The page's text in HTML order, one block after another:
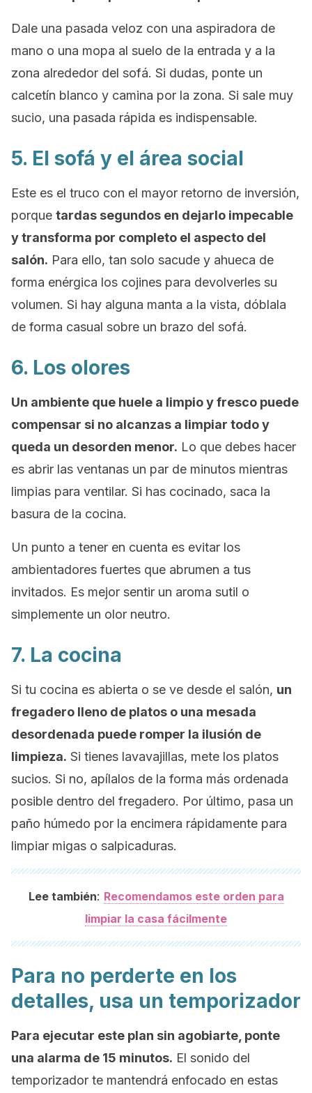
Dale una pasada veloz con una aspiradora de
mano o una mopa al suelo de la entrada y a la
zona alrededor del sofá. Si dudas, ponte un
calcetín blanco y camina por la zona. Si sale muy
sucio, una pasada rápida es indispensable.
5. El sofá y el área social
Este es el truco con el mayor retorno de inversión,
porque tardas segundos en dejarlo impecable
y transforma por completo el aspecto del
salón. Para ello, tan solo sacude y ahueca de
forma enérgica los cojines para devolverles su
volumen. Si hay alguna manta a la vista, dóblala
de forma casual sobre un brazo del sofá.
6. Los olores
Un ambiente que huele a limpio y fresco puede
compensar si no alcanzas a limpiar todo y
queda un desorden menor. Lo que debes hacer
es abrir las ventanas un par de minutos mientras
limpias para ventilar. Si has cocinado, saca la
basura de la cocina.
Un punto a tener en cuenta es evitar los
ambientadores fuertes que abrumen a tus
invitados. Es mejor sentir un aroma sutil o
simplemente un olor neutro.
7. La cocina
Si tu cocina es abierta o se ve desde el salón, un
fregadero lleno de platos o una mesada
desordenada puede romper la ilusión de
limpieza. Si tienes lavavajillas, mete los platos
sucios. Si no, apílalos de la forma más ordenada
posible dentro del fregadero. Por último, pasa un
paño húmedo por la encimera rápidamente para
limpiar migas o salpicaduras.
Lee también: Recomendamos este orden para
limpiar la casa fácilmente
Para no perderte en los
detalles, usa un temporizador
Para ejecutar este plan sin agobiarte, ponte
una alarma de 15 minutos. El sonido del
temporizador te mantendrá enfocado en estas